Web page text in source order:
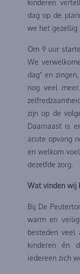
kinderen
dag op de
we het gezellig
Om 9 uur
We
dag" en
nog veel
zijn op de
Daarnaast is
acute opvang
en welkom
dezelfde zorg.
Wat vinden wij
Bij De
warm en
besteden veel
kinderen én
iedereen zich